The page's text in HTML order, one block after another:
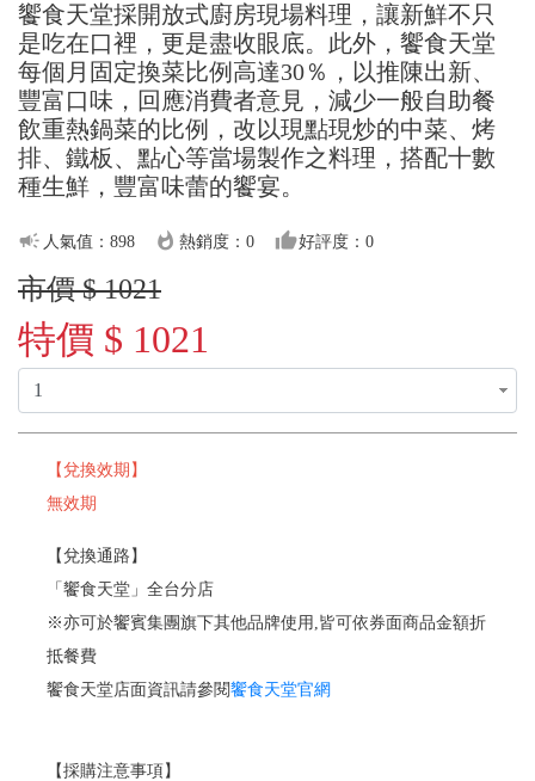
饗食天堂採開放式廚房現場料理，讓新鮮不只
是吃在口裡，更是盡收眼底。此外，饗食天堂
每個月固定換菜比例高達30％，以推陳出新、
豐富口味，回應消費者意見，減少一般自助餐
飲重熱鍋菜的比例，改以現點現炒的中菜、烤
排、鐵板、點心等當場製作之料理，搭配十數
種生鮮，豐富味蕾的饗宴。
campaign 人氣值：898 whatshot 熱銷度：0 thumb_up好評度：0
市價 $ 1021
特價 $ 1021
【兌換效期】
無效期
【兌換通路】
「饗食天堂」全台分店
※亦可於饗賓集團旗下其他品牌使用,皆可依券面商品金額折
抵餐費
饗食天堂店面資訊請參閱饗食天堂官網
【採購注意事項】